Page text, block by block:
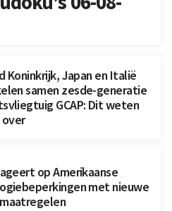
Koninkrijk, Japan en Italië
samen zesde-generatie
GCAP: Dit weten
op Amerikaanse
met nieuwe